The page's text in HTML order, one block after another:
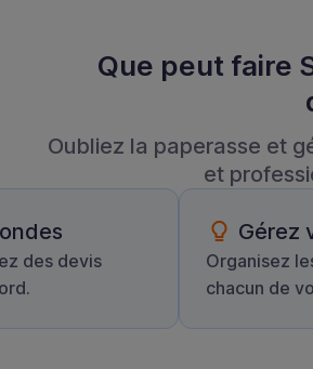
Que peut faire
Oubliez la paperasse et
et
des devis
Gérez
Organisez
chacun de